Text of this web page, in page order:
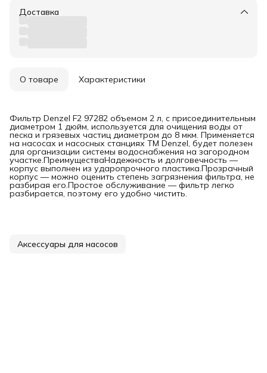
Доставка
О товаре Характеристики
Фильтр Denzel F2 97282 объемом 2 л, с присоединительным
диаметром 1 дюйм, используется для очищения воды от
песка и грязевых частиц диаметром до 8 мкм. Применяется
на насосах и насосных станциях ТМ Denzel, будет полезен
для организации системы водоснабжения на загородном
участке.ПреимуществаНадежность и долговечность —
корпус выполнен из ударопрочного пластика.Прозрачный
корпус — можно оценить степень загрязнения фильтра, не
разбирая его.Простое обслуживание — фильтр легко
разбирается, поэтому его удобно чистить.
Аксессуары для насосов